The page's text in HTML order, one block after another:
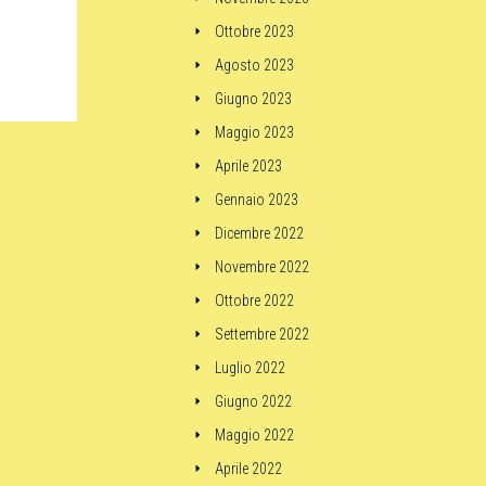
Ottobre 2023
Agosto 2023
Giugno 2023
Maggio 2023
Aprile 2023
Gennaio 2023
Dicembre 2022
Novembre 2022
Ottobre 2022
Settembre 2022
Luglio 2022
Giugno 2022
Maggio 2022
Aprile 2022